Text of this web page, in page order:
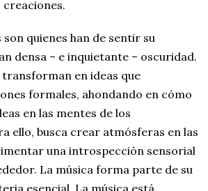
creaciones.
quienes han de sentir su
densa – e inquietante – oscuridad.
en ideas que
formales, ahondando en cómo
en las mentes de los
ello, busca crear atmósferas en las
una introspección sensorial
La música forma parte de su